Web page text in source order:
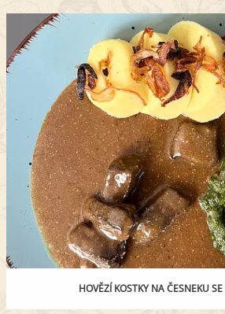
HOVĚZÍ KOSTKY NA ČESNEKU